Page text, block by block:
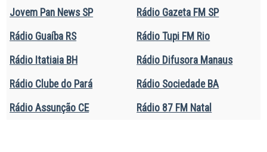
Jovem Pan News SP
Rádio Gazeta FM SP
Rádio Guaíba RS
Rádio Tupi FM Rio
Rádio Itatiaia BH
Rádio Difusora Manaus
Rádio Clube do Pará
Rádio Sociedade BA
Rádio Assunção CE
Rádio 87 FM Natal